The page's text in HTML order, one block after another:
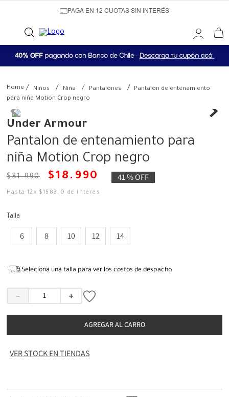
PAGA EN 12 CUOTAS SIN INTERÉS
Niños Niña Pantalones
Pantalon de entenamiento
para niña Motion Crop negro
Under Armour
Pantalon de entenamiento para
niña Motion Crop negro
$31.990 $18 . 990 41 %OFF
Hasta12 x $1583 ,0 de interés
Talla
6 8 10 12 14
Seleciona una talla para ver los costos de despacho
＋
－
AGREGAR AL CARRO
VER STOCK EN TIENDAS